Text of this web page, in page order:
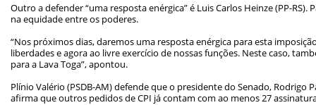
Outro a defender “uma resposta enérgica” é Luis Carlos Heinze (PP-RS).
na equidade entre os poderes.
“Nos próximos dias, daremos uma resposta enérgica para esta
liberdades e agora ao livre exercício de nossas funções. Neste caso,
para a Lava Toga”, apontou.
Plínio Valério (PSDB-AM) defende que o presidente do Senado, Rodrigo
afirma que outros pedidos de CPI já contam com ao menos 27